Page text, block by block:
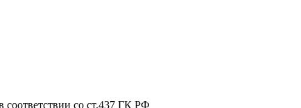
соответствии со ст.437 ГК РФ